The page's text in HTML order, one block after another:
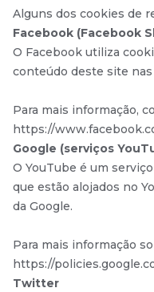
Alguns dos cookies de
Facebook (Facebook
O Facebook utiliza
conteúdo deste site
Para mais informação,
https://
Google (serviços
O YouTube é um
que estão alojados no
da Google.
Para mais informação
https://
Twitter